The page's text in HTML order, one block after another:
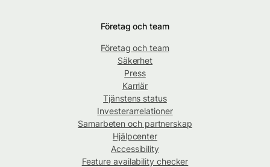
Företag och team
Företag och team
Säkerhet
Press
Karriär
Tjänstens status
Investerarrelationer
Samarbeten och partnerskap
Hjälpcenter
Accessibility
Feature availability checker